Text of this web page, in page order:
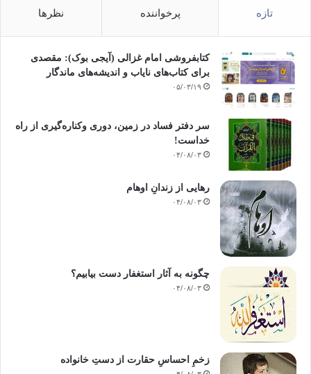
تازه پرخواننده نظرها
کتابفروشی امام غزالی (آیجی بوک): مقصدی
برای کتاب‌های نایاب و اندیشه‌های ماندگار
۰۵/۰۳/۱۹
سر دفتر فساد در زمین‌، دوری وکناره‌گیری از راه
خداست‌!
۰۴/۰۸/۰۳
رهایی از زندانِ اوهام
۰۴/۰۸/۰۳
چگونه به آثار استغفار دست بیابیم؟
۰۴/۰۸/۰۳
زخمِ احساسِ حقارت از دستِ خانواده